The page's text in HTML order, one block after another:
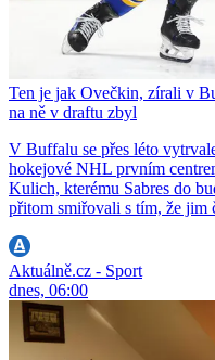
Ten je jak Ovečkin, zírali v
na ně v draftu zbyl
V Buffalu se přes léto
hokejové NHL prvním
Kulich, kterému Sabres do
přitom smiřovali s tím, že jim
Aktuálně.cz - Sport
dnes, 06:00